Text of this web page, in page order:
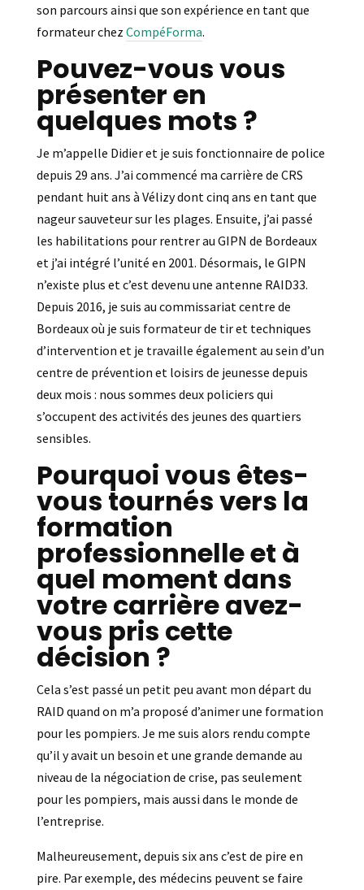
son parcours ainsi que son expérience en tant que
formateur chez CompéForma.
Pouvez-vous vous
présenter en
quelques mots ?
Je m’appelle Didier et je suis fonctionnaire de police
depuis 29 ans. J’ai commencé ma carrière de CRS
pendant huit ans à Vélizy dont cinq ans en tant que
nageur sauveteur sur les plages. Ensuite, j’ai passé
les habilitations pour rentrer au GIPN de Bordeaux
et j’ai intégré l’unité en 2001. Désormais, le GIPN
n’existe plus et c’est devenu une antenne RAID33.
Depuis 2016, je suis au commissariat centre de
Bordeaux où je suis formateur de tir et techniques
d’intervention et je travaille également au sein d’un
centre de prévention et loisirs de jeunesse depuis
deux mois : nous sommes deux policiers qui
s’occupent des activités des jeunes des quartiers
sensibles.
Pourquoi vous êtes-
vous tournés vers la
formation
professionnelle et à
quel moment dans
votre carrière avez-
vous pris cette
décision ?
Cela s’est passé un petit peu avant mon départ du
RAID quand on m’a proposé d’animer une formation
pour les pompiers. Je me suis alors rendu compte
qu’il y avait un besoin et une grande demande au
niveau de la négociation de crise, pas seulement
pour les pompiers, mais aussi dans le monde de
l’entreprise.
Malheureusement, depuis six ans c’est de pire en
pire. Par exemple, des médecins peuvent se faire